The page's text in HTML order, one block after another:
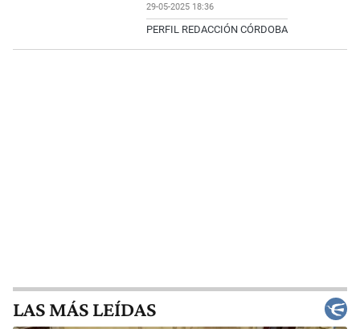
29-05-2025 18:36
PERFIL REDACCIÓN CÓRDOBA
LAS MÁS LEÍDAS